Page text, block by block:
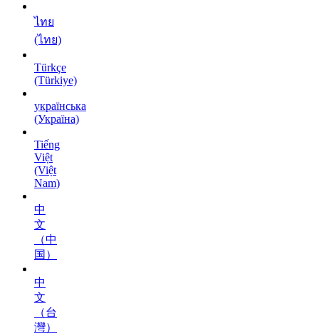
ไทย
(ไทย)
Türkçe
(Türkiye)
українська
(Україна)
Tiếng
Việt
(Việt
Nam)
中
文
（中
国）
中
文
（台
灣）